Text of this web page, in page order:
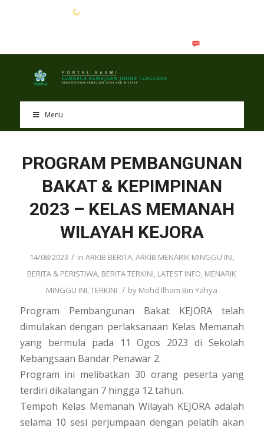
Menu
PROGRAM PEMBANGUNAN
BAKAT & KEPIMPINAN
2023 – KELAS MEMANAH
WILAYAH KEJORA
14/08/2023 / in ARKIB BERITA,ARKIB MENARIK MINGGU INI,
BERITA & PERISTIWA, BERITA TERKINI, LATEST INFO, MENARIK
MINGGU INI,TERKINI / by Mohd Ilham Bin Yahya
Program Pembangunan Bakat KEJORA telah
dimulakan dengan perlaksanaan Kelas Memanah
yang bermula pada 11 Ogos 2023 di Sekolah
Kebangsaan Bandar Penawar 2.
Program ini melibatkan 30 orang peserta yang
terdiri dikalangan 7 hingga 12 tahun.
Tempoh Kelas Memanah Wilayah KEJORA adalah
selama 10 sesi perjumpaan dengan pelatih akan